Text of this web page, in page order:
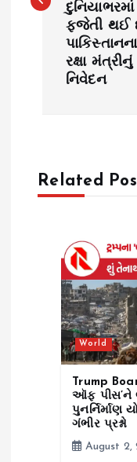
t
દુનિયાભરમાં
ફજેતી થઈ
પાકિસ્તાનના
રક્ષા મંત્રીનું
નિવેદન
Related
World
Trump
ઑફ પીસ’ને
પુનર્નિર્માણ
ગંભીર પ્રશ્નો
August 2,